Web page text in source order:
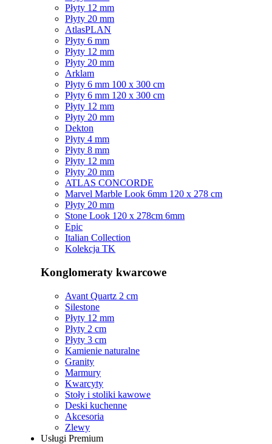
Płyty 12 mm
Płyty 20 mm
AtlasPLAN
Płyty 6 mm
Płyty 12 mm
Płyty 20 mm
Arklam
Płyty 6 mm 100 x 300 cm
Płyty 6 mm 120 x 300 cm
Płyty 12 mm
Płyty 20 mm
Dekton
Płyty 4 mm
Płyty 8 mm
Płyty 12 mm
Płyty 20 mm
ATLAS CONCORDE
Marvel Marble Look 6mm 120 x 278 cm
Płyty 20 mm
Stone Look 120 x 278cm 6mm
Epic
Italian Collection
Kolekcja TK
Konglomeraty kwarcowe
Avant Quartz 2 cm
Silestone
Płyty 12 mm
Płyty 2 cm
Płyty 3 cm
Kamienie naturalne
Granity
Marmury
Kwarcyty
Stoły i stoliki kawowe
Deski kuchenne
Akcesoria
Zlewy
Usługi Premium